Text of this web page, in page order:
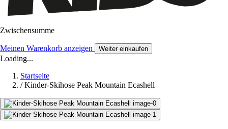
Zwischensumme
Meinen Warenkorb anzeigen Weiter einkaufen
Loading...
Startseite
/ Kinder-Skihose Peak Mountain Ecashell